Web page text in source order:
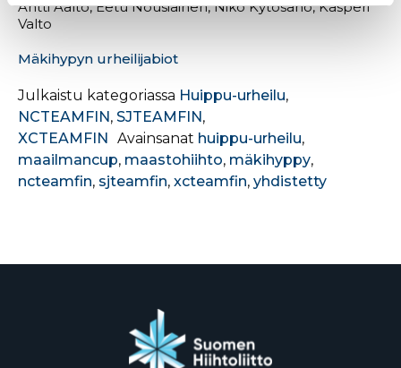
Antti Aalto, Eetu Nousiainen, Niko Kytösaho, Kasperi
Valto
Mäkihypyn urheilijabiot
Julkaistu kategoriassa Huippu-urheilu,
NCTEAMFIN , SJTEAMFIN ,
XCTEAMFIN
Avainsanat huippu-urheilu,
maailmancup, maastohiihto, mäkihyppy,
ncteamfin, sjteamfin, xcteamfin, yhdistetty